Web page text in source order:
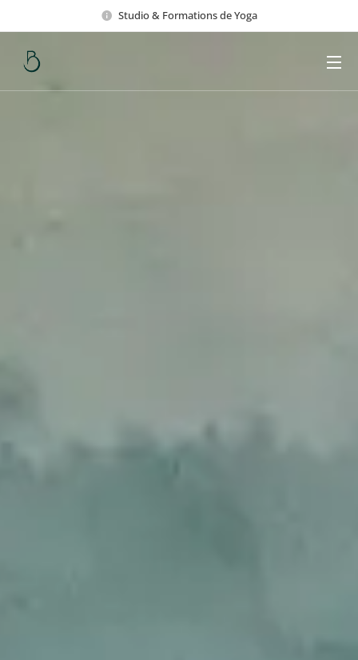
Studio & Formations de Yoga